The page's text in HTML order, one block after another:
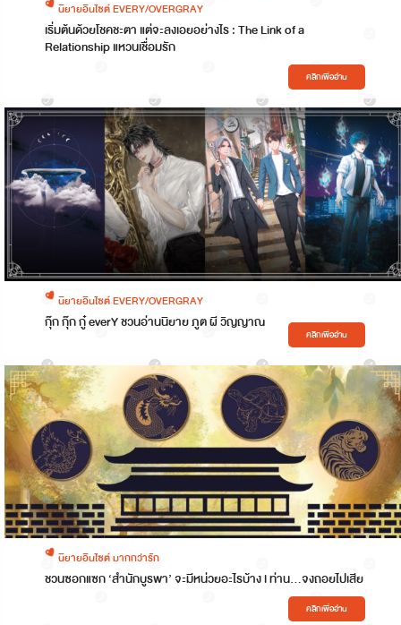
นิยายอินไซต์ EVERY/OVERGRAY
เริ่มต้นด้วยโชคชะตา แต่จะลงเอยอย่างไร : The Link of a
Relationship แหวนเชื่อมรัก
คลิกเพื่ออ่าน
นิยายอินไซต์ EVERY/OVERGRAY
กุ๊ก กุ๊ก กู๋ everY ชวนอ่านนิยาย ภูต ผี วิญญาณ
คลิกเพื่ออ่าน
นิยายอินไซต์ มากกว่ารัก
ชวนซอกแซก ‘สำนักบูรพา’ จะมีหน่วยอะไรบ้าง l ท่าน…จงถอยไปเสีย
คลิกเพื่ออ่าน